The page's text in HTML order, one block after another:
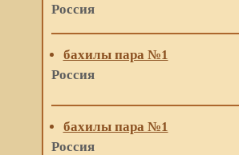
Россия
бахилы пара №1
Россия
бахилы пара №1
Россия